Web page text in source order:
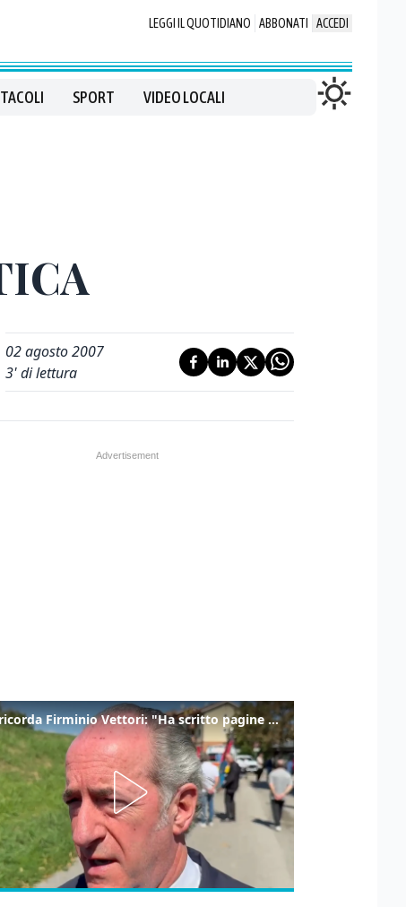
LEGGI IL QUOTIDIANO ABBONATI ACCEDI
SPORT VIDEO LOCALI
02 agosto 2007
3' di lettura
Zaia ricorda Firminio Vettori: "Ha scritto pagine di storia del nostro territorio"